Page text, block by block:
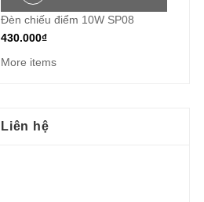
Đèn chiếu điểm 10W SP08
430.000₫
More items
Liên hệ